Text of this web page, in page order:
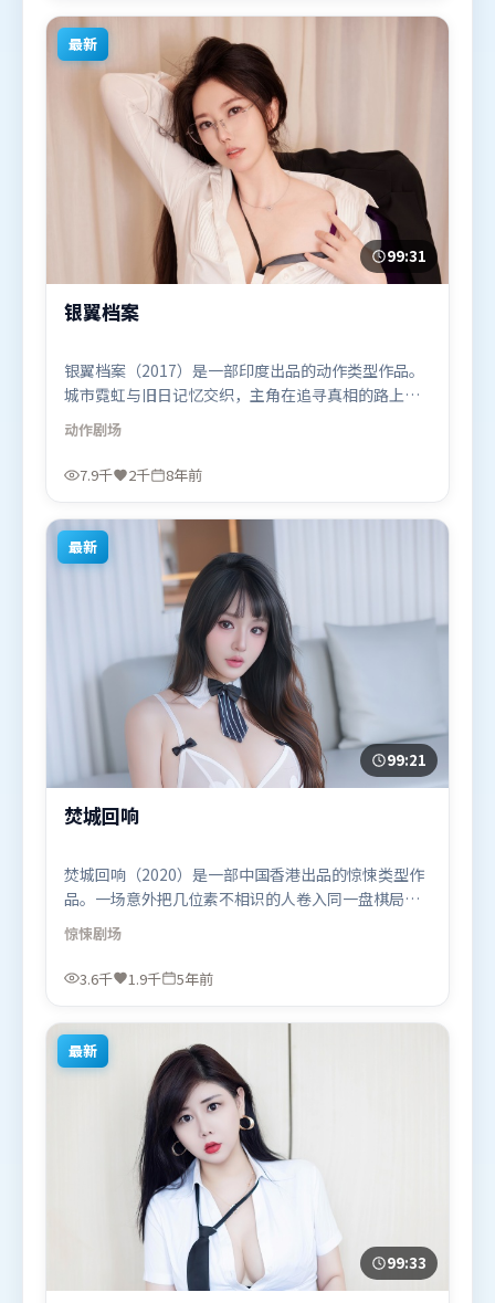
线，适合喜欢喜剧题材的观众观看。
最新
99:31
银翼档案
银翼档案（2017）是一部印度出品的动作类型作品。
城市霓虹与旧日记忆交织，主角在追寻真相的路上不
断付出代价。群像刻画各有弧光，配角亦承担叙事推
进功能。由贾樟柯执导，胡歌、宋康昊、谭卓，赵丽
颖、木村拓哉、张家辉等联袂出演。影片于2017年11
题材的观众观看。
动作剧场
7.9千 2千 8年前
最新
99:21
焚城回响
焚城回响（2020）是一部中国香港出品的惊悚类型作
品。一场意外把几位素不相识的人卷入同一盘棋局，
信任与背叛交替上演。类型元素被重新组合，既致敬
经典也尝试突破套路。由宁浩执导，艾米莉·布朗
特、汤唯、易烊千玺，周冬雨、张译等联袂出演。影
线，适合喜欢惊悚题材的观众观看。
惊悚剧场
3.6千 1.9千 5年前
最新
99:33